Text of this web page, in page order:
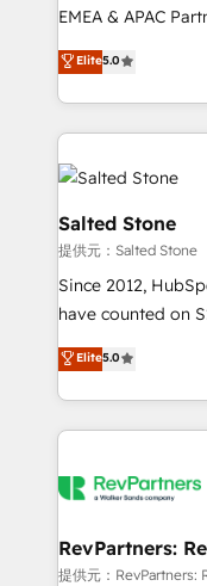
EMEA & APAC
experienced and
Partner. 🚀 With 2,750+ HubSpot projects delivered
and 370+
we de-risk
accelerate ROI across
multi-region
we turn
scale. 🏆 HubSpot’s CEO called us “the partner of the
future.” Others
measurable
Elite5.0
Salted Stone
提供元：Salted Stone
Since 2012,
have counted on
management,
solutions that
transform brand experiences
service creative
winning design to
marketing
fuel long-term success We connect
Elite5.0
RevPartners:
提供元：RevPartners: